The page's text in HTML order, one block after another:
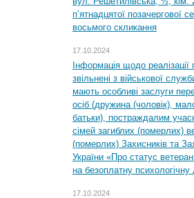
п’ятнадцятої позачергової
восьмого скликання
17.10.2024
Інформація щодо
звільнені з військової
мають особливі заслуги
осіб (дружина (чоловік),
батьки), постраждалим
сімей загиблих (померлих)
(померлих) Захисників та
України «Про статус
на безоплатну психологічну
17.10.2024